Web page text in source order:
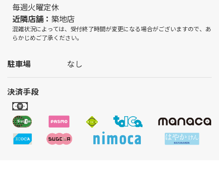
毎週火曜定休
近隣店舗： 築地店
混雑状況によっては、受付終了時間が変更になる場合がございますので、あ
らかじめご了承ください。
駐車場 なし
決済手段